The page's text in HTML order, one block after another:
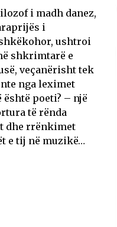
i madh danez,
i
ushtroi
shkrimtarë e
veçanërisht tek
nga leximet
poeti? – një
të rënda
dhe rrënkimet
e tij në muzikë…